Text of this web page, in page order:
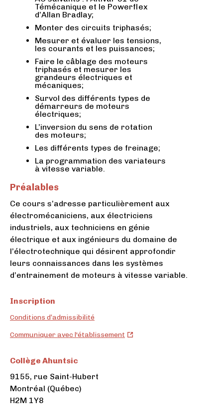
Témécanique et le Powerflex
d’Allan Bradlay;
Monter des circuits triphasés;
Mesurer et évaluer les tensions,
les courants et les puissances;
Faire le câblage des moteurs
triphasés et mesurer les
grandeurs électriques et
mécaniques;
Survol des différents types de
démarreurs de moteurs
électriques;
L’inversion du sens de rotation
des moteurs;
Les différents types de freinage;
La programmation des variateurs
à vitesse variable.
Préalables
Ce cours s’adresse particulièrement aux
électromécaniciens, aux électriciens
industriels, aux techniciens en génie
électrique et aux ingénieurs du domaine de
l’électrotechnique qui désirent approfondir
leurs connaissances dans les systèmes
d’entrainement de moteurs à vitesse variable.
Inscription
Conditions d’admissibilité
Communiquer avec l'établissement Collège
Collège Ahuntsic
9155, rue Saint-Hubert
Montréal (Québec)
H2M 1Y8